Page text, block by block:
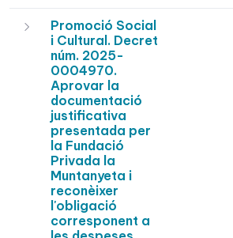
Promoció Social
i Cultural. Decret
núm. 2025-
0004970.
Aprovar la
documentació
justificativa
presentada per
la Fundació
Privada la
Muntanyeta i
reconèixer
l'obligació
corresponent a